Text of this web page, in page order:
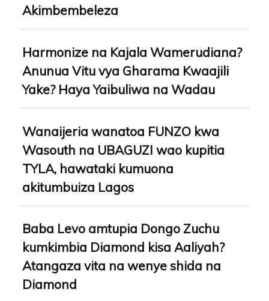
Akimbembeleza
Harmonize na Kajala Wamerudiana?
Anunua Vitu vya Gharama Kwaajili
Yake? Haya Yaibuliwa na Wadau
Wanaijeria wanatoa FUNZO kwa
Wasouth na UBAGUZI wao kupitia
TYLA, hawataki kumuona
akitumbuiza Lagos
Baba Levo amtupia Dongo Zuchu
kumkimbia Diamond kisa Aaliyah?
Atangaza vita na wenye shida na
Diamond